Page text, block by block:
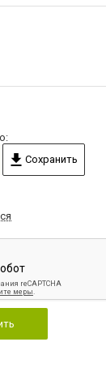
Сохранить